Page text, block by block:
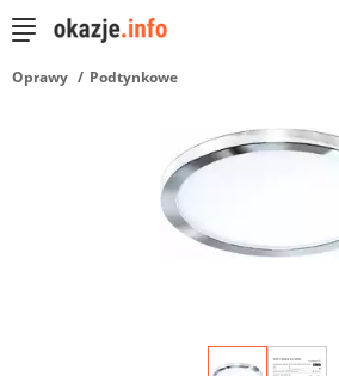
Oprawy Podtynkowe